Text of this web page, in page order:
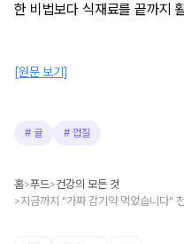
한 비법보다 식재료를 끝까지
[원문 보기]
# 귤 # 껍질
홈>푸드>건강의 모든 것
>